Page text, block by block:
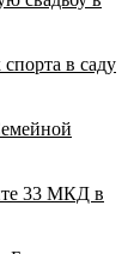
в саду
33 МКД в